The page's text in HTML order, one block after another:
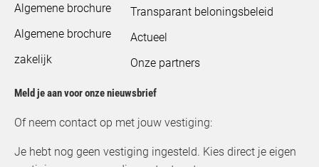
Algemene brochure
Algemene brochure
zakelijk
Transparant beloningsbeleid
Actueel
Onze partners
Meld je aan voor onze nieuwsbrief
Of neem contact op met jouw vestiging:
Je hebt nog geen vestiging ingesteld. Kies direct je eigen